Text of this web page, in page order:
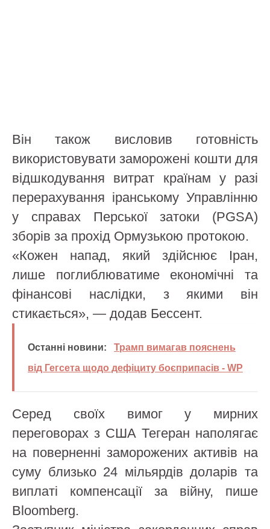
Він також висловив готовність
використовувати заморожені кошти для
відшкодування витрат країнам у разі
перерахування іранському Управлінню
у справах Перської затоки (PGSA)
зборів за прохід Ормузькою протокою.
«Кожен напад, який здійснює Іран,
лише поглиблюватиме економічні та
фінансові наслідки, з якими він
стикається», — додав Бессент.
Останні новини:
Трамп вимагав пояснень
від Гегсета щодо дефіциту боєприпасів - WP
Серед своїх вимог у мирних
переговорах з США Тегеран наполягає
на поверненні заморожених активів на
суму близько 24 мільярдів доларів та
виплаті компенсації за війну, пише
Bloomberg.